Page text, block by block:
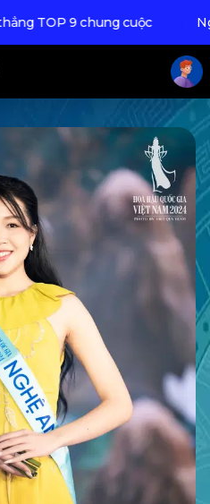
TOP 9 chung cuộc